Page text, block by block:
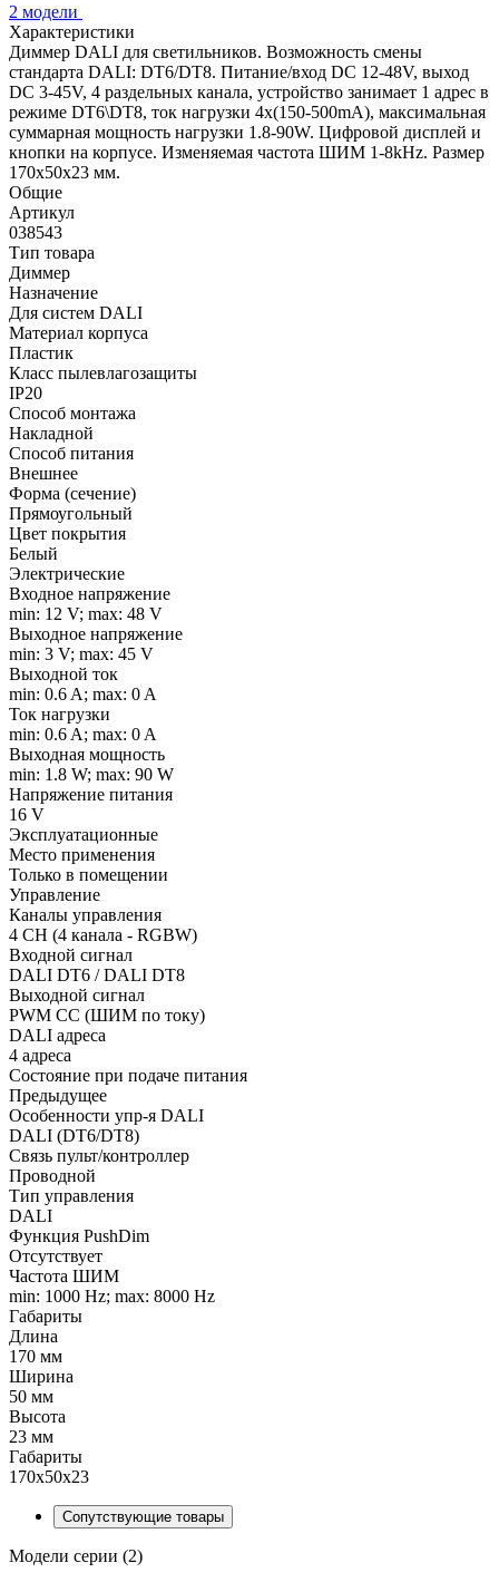
2 модели
Характеристики
Диммер DALI для светильников. Возможность смены
стандарта DALI: DT6/DT8. Питание/вход DC 12-48V, выход
DC 3-45V, 4 раздельных канала, устройство занимает 1 адрес в
режиме DT6\DT8, ток нагрузки 4х(150-500mA), максимальная
суммарная мощность нагрузки 1.8-90W. Цифровой дисплей и
кнопки на корпусе. Изменяемая частота ШИМ 1-8kHz. Размер
170х50х23 мм.
Общие
Артикул
038543
Тип товара
Диммер
Назначение
Для систем DALI
Материал корпуса
Пластик
Класс пылевлагозащиты
IP20
Способ монтажа
Накладной
Способ питания
Внешнее
Форма (сечение)
Прямоугольный
Цвет покрытия
Белый
Электрические
Входное напряжение
min: 12 V; max: 48 V
Выходное напряжение
min: 3 V; max: 45 V
Выходной ток
min: 0.6 A; max: 0 A
Ток нагрузки
min: 0.6 A; max: 0 A
Выходная мощность
min: 1.8 W; max: 90 W
Напряжение питания
16 V
Эксплуатационные
Место применения
Только в помещении
Управление
Каналы управления
4 CH (4 канала - RGBW)
Входной сигнал
DALI DT6 / DALI DT8
Выходной сигнал
PWM СС (ШИМ по току)
DALI адреса
4 адреса
Состояние при подаче питания
Предыдущее
Особенности упр-я DALI
DALI (DT6/DT8)
Связь пульт/контроллер
Проводной
Тип управления
DALI
Функция PushDim
Отсутствует
Частота ШИМ
min: 1000 Hz; max: 8000 Hz
Габариты
Длина
170 мм
Ширина
50 мм
Высота
23 мм
Габариты
170x50x23
Сопутствующие товары
Модели серии (2)